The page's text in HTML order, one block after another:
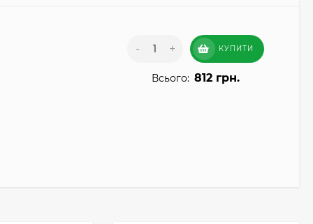
- + КУПИТИ
Всього: 812 грн.